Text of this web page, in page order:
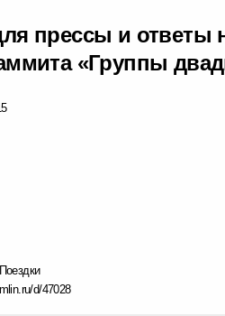
прессы и ответы
«Группы
Поездки
d/47028